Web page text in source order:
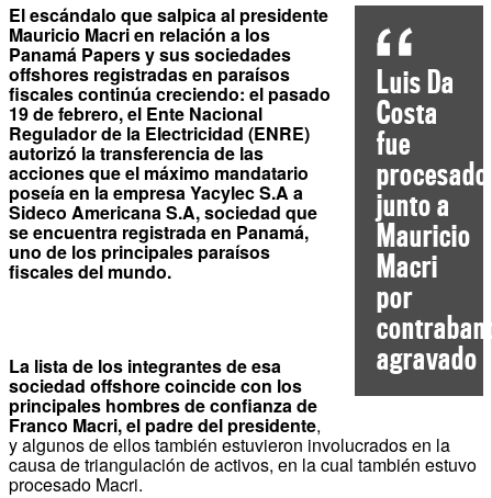
Luis Da
Costa
fue
procesado
junto a
Mauricio
Macri
por
agravado
El escándalo que salpica al presidente
Mauricio Macri en relación a los
Panamá Papers y sus sociedades
offshores registradas en paraísos
fiscales continúa creciendo: el pasado
19 de febrero, el Ente Nacional
Regulador de la Electricidad (ENRE)
autorizó la transferencia de las
acciones que el máximo mandatario
poseía en la empresa Yacylec S.A a
Sideco Americana S.A, sociedad que
se encuentra registrada en Panamá,
uno de los principales paraísos
fiscales del mundo.
La lista de los integrantes de esa
sociedad offshore coincide con los
principales hombres de confianza de
Franco Macri, el padre del presidente,
y algunos de ellos también estuvieron involucrados en la
causa de triangulación de activos, en la cual también estuvo
procesado Macri.